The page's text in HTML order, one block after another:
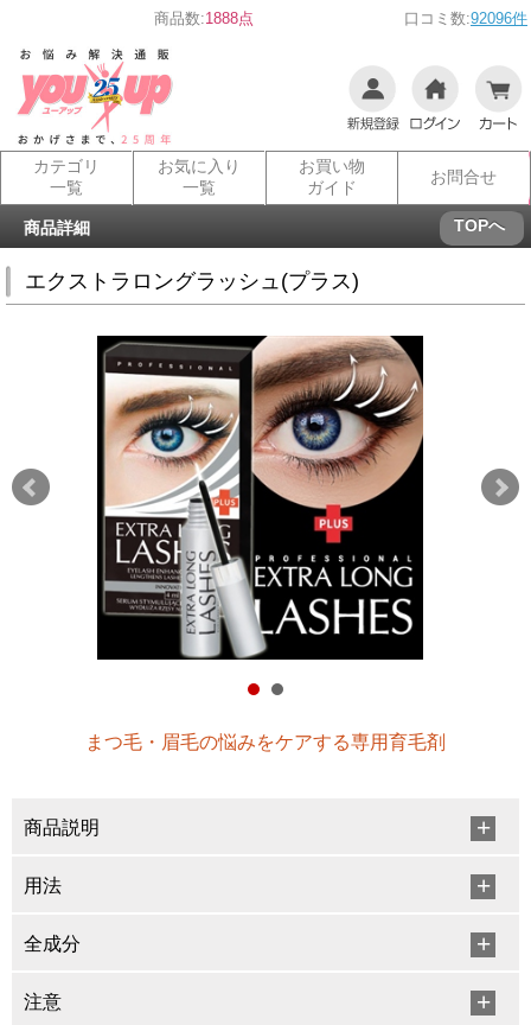
商品数:1888点 口コミ数:92096件
カテゴリ
一覧
お気に入り
一覧
お買い物
ガイド
お問合せ
商品詳細 TOPへ
エクストラロングラッシュ(プラス)
まつ毛・眉毛の悩みをケアする専用育毛剤
商品説明
用法
全成分
注意